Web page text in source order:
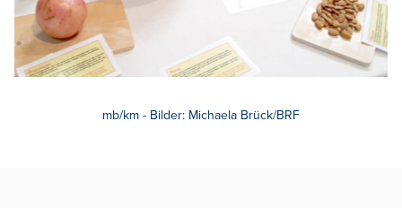
mb/km - Bilder: Michaela Brück/BRF